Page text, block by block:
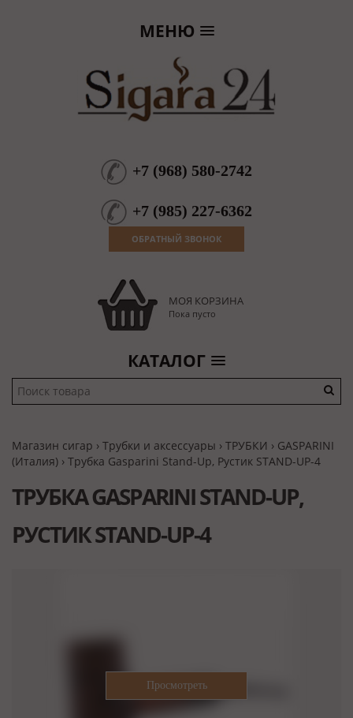
МЕНЮ
+7 (968) 580-2742
+7 (985) 227-6362
ОБРАТНЫЙ ЗВОНОК
МОЯ КОРЗИНА
Пока пусто
КАТАЛОГ
Магазин сигар › Трубки и аксессуары › ТРУБКИ › GASPARINI
(Италия) › Трубка Gasparini Stand-Up, Рустик STAND-UP-4
ТРУБКА GASPARINI STAND-UP,
РУСТИК STAND-UP-4